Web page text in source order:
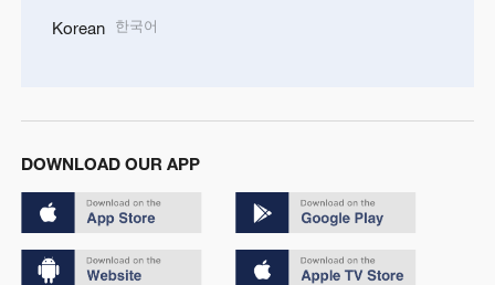
Korean 한국어
DOWNLOAD OUR APP